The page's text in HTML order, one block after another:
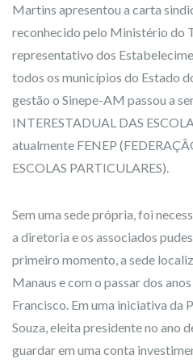
Martins apresentou a carta
reconhecido pelo Ministério do
representativo dos
todos os municípios do Estado
gestão o Sinepe-AM passou a
INTERESTADUAL DAS
atualmente FENEP
ESCOLAS PARTICULARES).
Sem uma sede própria, foi
a diretoria e os associados
primeiro momento, a sede
Manaus e com o passar dos
Francisco. Em uma iniciativa da
Souza, eleita presidente no ano
guardar em uma conta